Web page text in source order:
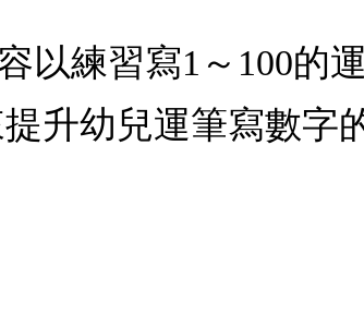
以練習寫1～100的
升幼兒運筆寫數字